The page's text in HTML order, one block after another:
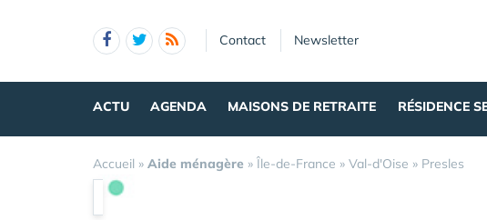
Contact Newsletter
ACTU AGENDA MAISONS DE RETRAITE RÉSIDENCE
Accueil » Aide ménagère » Île-de-France » Val-d'Oise » Presles